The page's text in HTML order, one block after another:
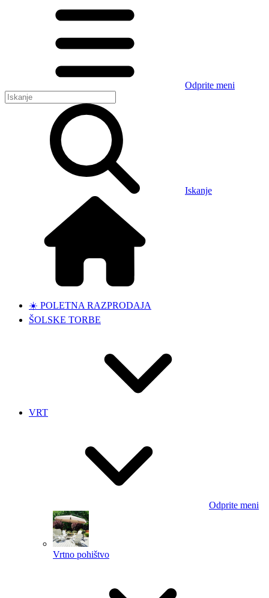
Odprite meni
Iskanje
☀️ POLETNA RAZPRODAJA
ŠOLSKE TORBE
VRT
Odprite meni
Vrtno pohištvo